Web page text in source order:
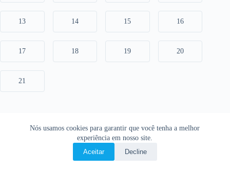
Nós usamos cookies para garantir que você tenha a melhor
experiência em nosso site.
Aceitar
Decline
13 14 15 16
17 18 19 20
21
Copyright © 2026 • O Livro Sagrado • Bíblia Online •